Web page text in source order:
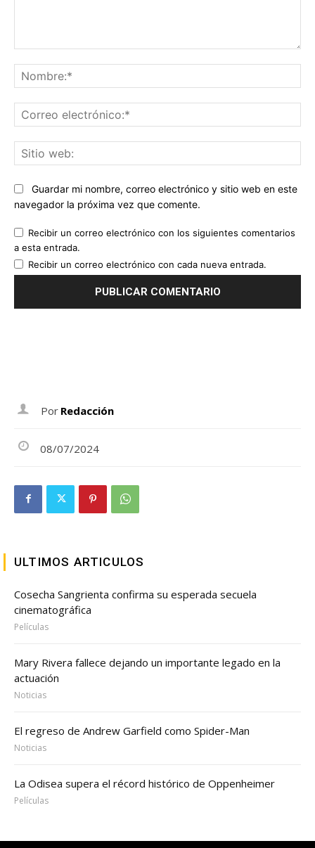
Guardar mi nombre, correo electrónico y sitio web en este
navegador la próxima vez que comente.
Recibir un correo electrónico con los siguientes comentarios
a esta entrada.
Recibir un correo electrónico con cada nueva entrada.
Por Redacción
08/07/2024
ULTIMOS ARTICULOS
Cosecha Sangrienta confirma su esperada secuela
cinematográfica
Películas
Mary Rivera fallece dejando un importante legado en la
actuación
Noticias
El regreso de Andrew Garfield como Spider-Man
Noticias
La Odisea supera el récord histórico de Oppenheimer
Películas